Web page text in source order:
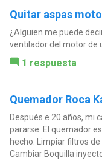
Quitar aspas
¿Alguien me puede
ventilador del motor de
1 respuesta
Quemador Roca
Después e 20 años, mi
pararse. El quemador
hecho: Limpiar filtros
Cambiar Boquilla